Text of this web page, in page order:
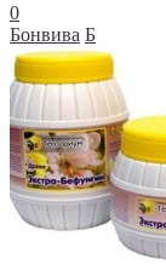
0
Бонвива Б